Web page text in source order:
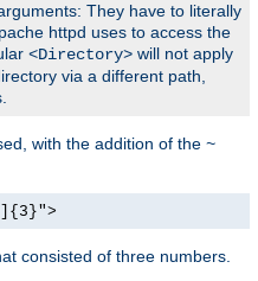
They have to literally
httpd uses to access the
<Directory> will not apply
via a different path,
with the addition of the ~
consisted of three numbers.